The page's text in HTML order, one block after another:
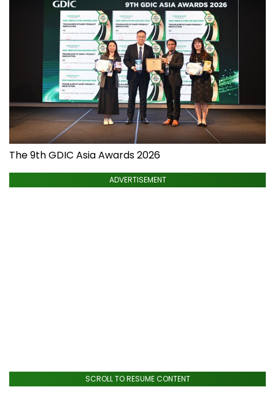
The 9th GDIC Asia Awards 2026
ADVERTISEMENT
SCROLL TO RESUME CONTENT